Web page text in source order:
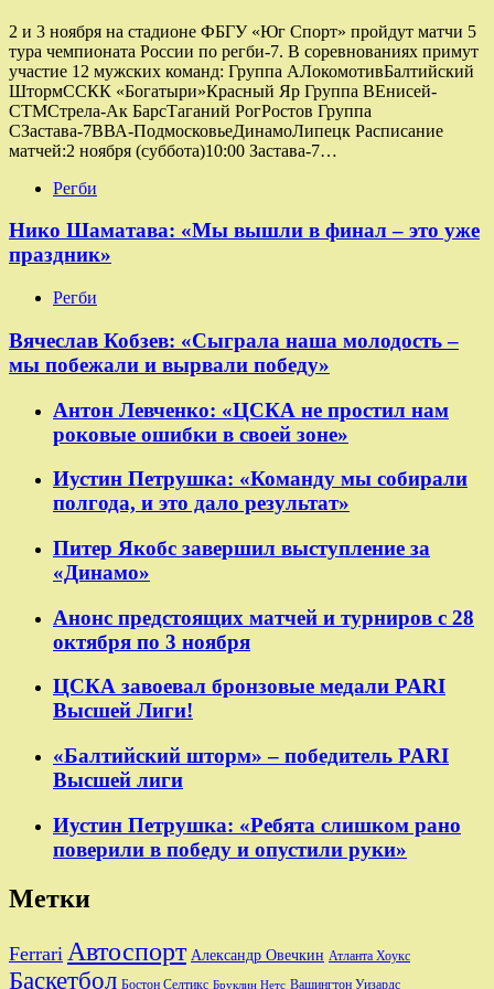
2 и 3 ноября на стадионе ФБГУ «Юг Спорт» пройдут матчи 5
тура чемпионата России по регби-7. В соревнованиях примут
участие 12 мужских команд: Группа AЛокомотивБалтийский
ШтормССКК «Богатыри»Красный Яр Группа ВЕнисей-
СТМСтрела-Ак БарсТаганий РогРостов Группа
СЗастава-7ВВА-ПодмосковьеДинамоЛипецк Расписание
матчей:2 ноября (суббота)10:00 Застава-7…
Регби
Нико Шаматава: «Мы вышли в финал – это уже
праздник»
Регби
Вячеслав Кобзев: «Сыграла наша молодость –
мы побежали и вырвали победу»
Антон Левченко: «ЦСКА не простил нам
роковые ошибки в своей зоне»
Иустин Петрушка: «Команду мы собирали
полгода, и это дало результат»
Питер Якобс завершил выступление за
«Динамо»
Анонс предстоящих матчей и турниров с 28
октября по 3 ноября
ЦСКА завоевал бронзовые медали PARI
Высшей Лиги!
«Балтийский шторм» – победитель PARI
Высшей лиги
Иустин Петрушка: «Ребята слишком рано
поверили в победу и опустили руки»
Метки
Ferrari Автоспорт Александр Овечкин Атланта Хоукс
Баскетбол Бостон Селтикс Бруклин Нетс Вашингтон Уизардс